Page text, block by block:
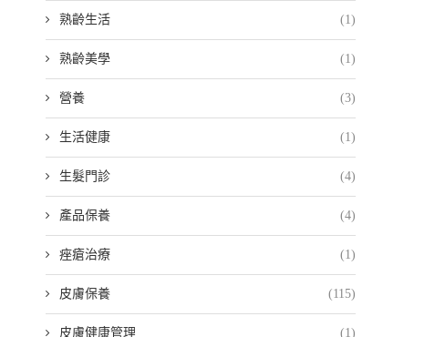
熟齡生活 (1)
熟齡美學 (1)
營養 (3)
生活健康 (1)
生髮門診 (4)
產品保養 (4)
痤瘡治療 (1)
皮膚保養 (115)
皮膚健康管理 (1)